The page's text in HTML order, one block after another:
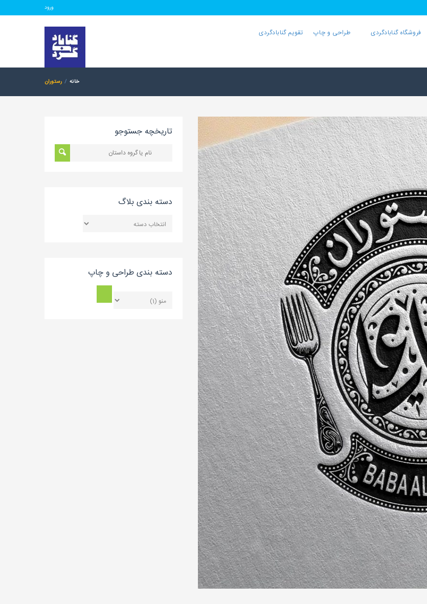
ورود
فروشگاه گنابادگردی طراحی و چاپ تقویم گنابادگردی
خانه رستوران
تاریخچه جستوجو
دسته بندی بلاگ
بندی
دسته بندی طراحی و چاپ